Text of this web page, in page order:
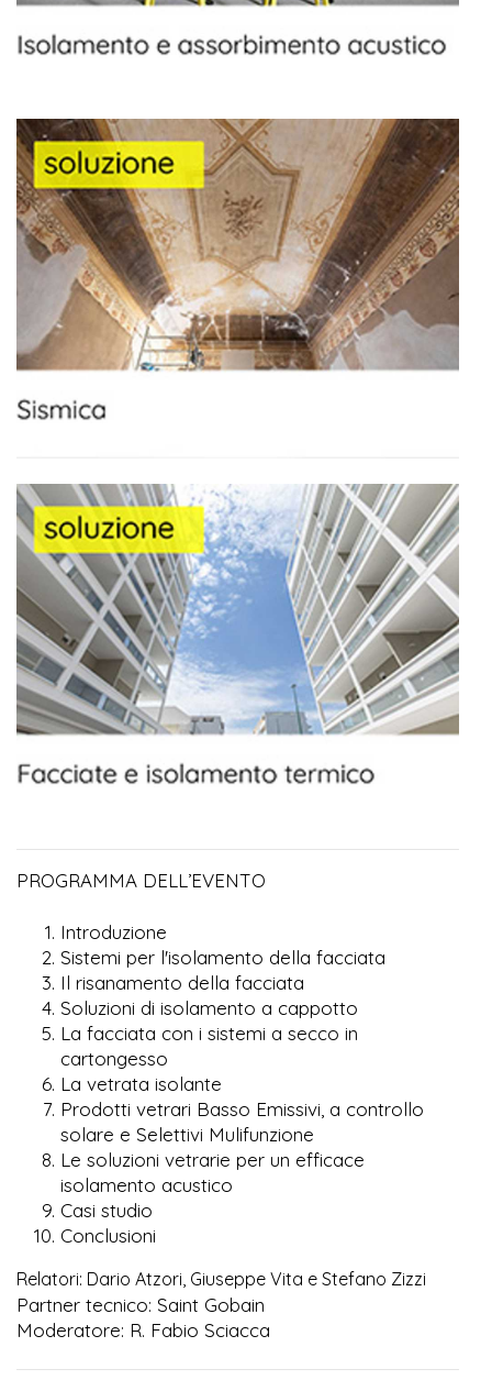
PROGRAMMA DELL’EVENTO
Introduzione
Sistemi per l'isolamento della facciata
Il risanamento della facciata
Soluzioni di isolamento a cappotto
La facciata con i sistemi a secco in
cartongesso
La vetrata isolante
Prodotti vetrari Basso Emissivi, a controllo
solare e Selettivi Mulifunzione
Le soluzioni vetrarie per un efficace
isolamento acustico
Casi studio
Conclusioni
Relatori: Dario Atzori, Giuseppe Vita e Stefano Zizzi
Partner tecnico: Saint Gobain
Moderatore: R. Fabio Sciacca